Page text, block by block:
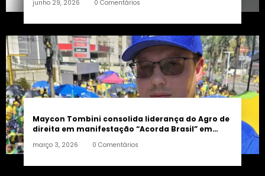
junho 29, 2026 0 Comentários
Maycon Tombini consolida liderança do Agro de
direita em manifestação “Acorda Brasil” em
março 3, 2026 0 Comentários